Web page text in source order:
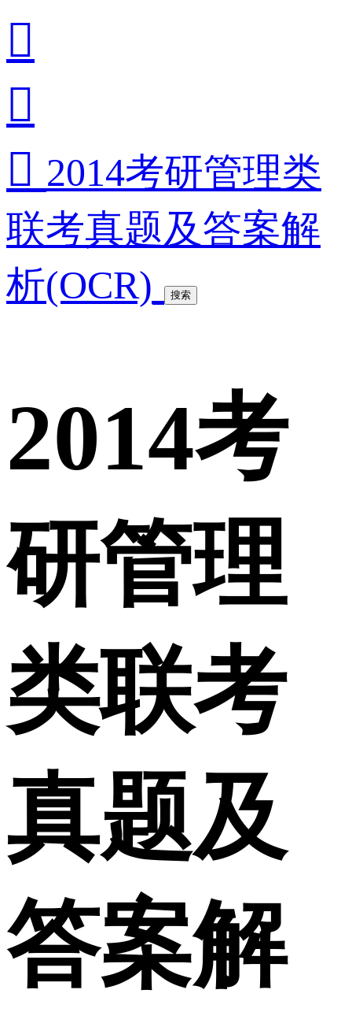


 2014考研管理类
联考真题及答案解
析(OCR)
搜索
2014考
研管理
类联考
真题及
答案解